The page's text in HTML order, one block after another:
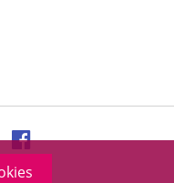
ENLACE
A